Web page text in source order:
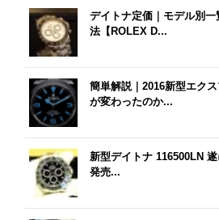
デイトナ定価｜モデル別
法【ROLEX D...
簡単解説｜2016新型エク
が変わったのか...
新型デイトナ 116500LN
発売...